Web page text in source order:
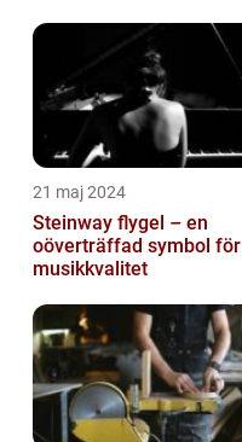
21 maj 2024
Steinway flygel – en
oöverträffad symbol för
musikkvalitet